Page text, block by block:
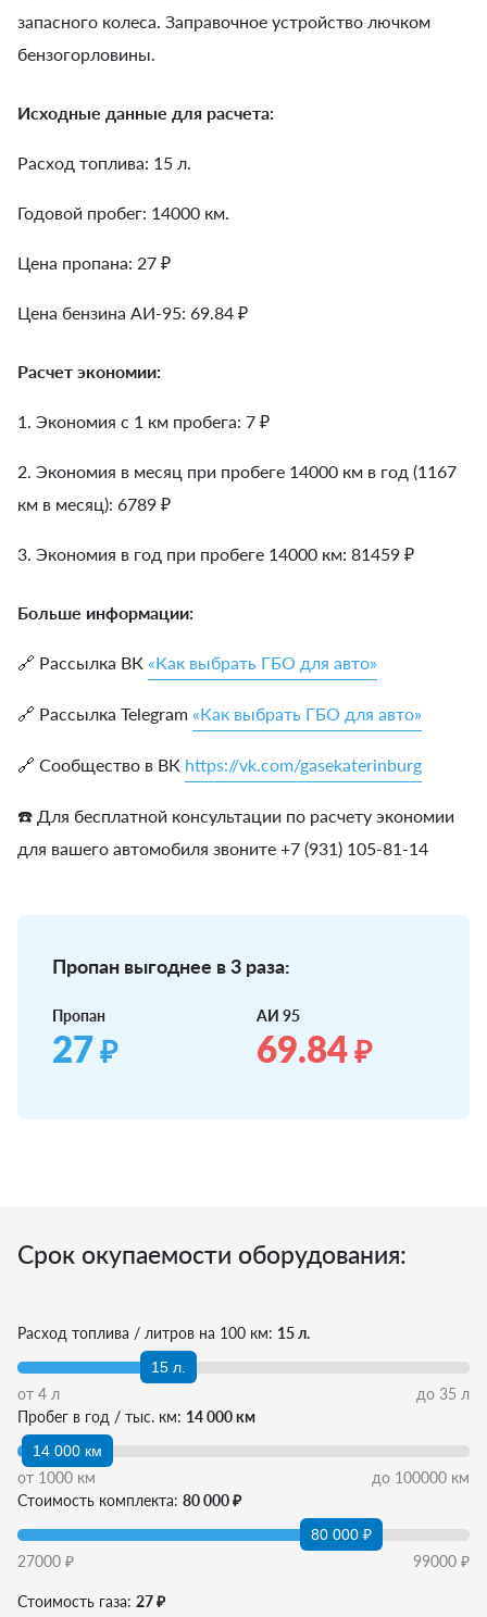
запасного колеса. Заправочное устройство лючком
бензогорловины.
Исходные данные для расчета:
Расход топлива: 15 л.
Годовой пробег: 14000 км.
Цена пропана: 27 ₽
Цена бензина АИ-95: 69.84 ₽
Расчет экономии:
1. Экономия с 1 км пробега: 7 ₽
2. Экономия в месяц при пробеге 14000 км в год (1167
км в месяц): 6789 ₽
3. Экономия в год при пробеге 14000 км: 81459 ₽
Больше информации:
🔗 Рассылка ВК «Как выбрать ГБО для авто»
🔗 Рассылка Telegram «Как выбрать ГБО для авто»
🔗 Сообщество в ВК https://vk.com/gasekaterinburg
☎️ Для бесплатной консультации по расчету экономии
для вашего автомобиля звоните +7 (931) 105-81-14
Пропан выгоднее в 3 раза:
Пропан
27₽
АИ 95
69.84₽
Срок окупаемости оборудования:
Расход топлива / литров на 100 км: 15 л.
15 л.
от 4 л до 35 л
Пробег в год / тыс. км: 14 000 км
14 000 км
от 1000 км до 100000 км
Стоимость комплекта: 80 000 ₽
80 000 ₽
27000 ₽ 99000 ₽
Стоимость газа: 27 ₽